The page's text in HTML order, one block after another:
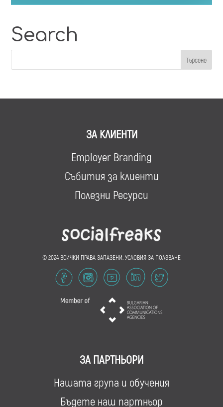
Search
ЗА КЛИЕНТИ
Employer Branding
Събития за клиенти
Полезни Ресурси
© 2024 ВСИЧКИ ПРАВА ЗАПАЗЕНИ.УСЛОВИЯ ЗА ПОЛЗВАНЕ
ЗА ПАРТНЬОРИ
Нашата група и обучения
Бъдете наш партньор